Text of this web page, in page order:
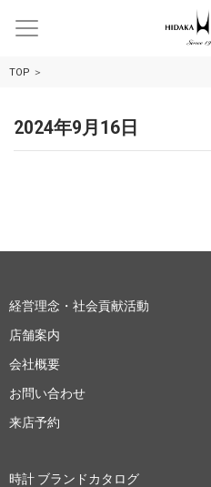
TOP
2024年9月16日
経営理念・社会貢献活動
店舗案内
会社概要
お問い合わせ
来店予約
時計 ブランドカタログ